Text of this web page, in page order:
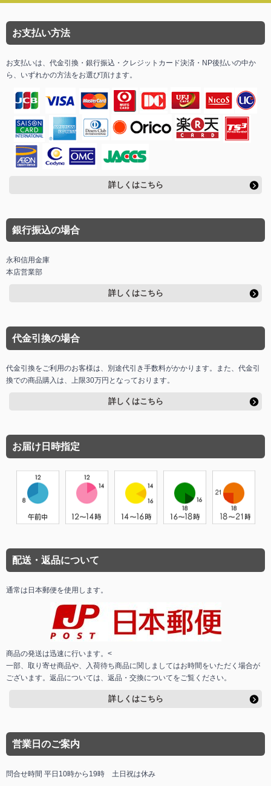
お支払い方法
お支払いは、代金引換・銀行振込・クレジットカード決済・NP後払いの中か
ら、いずれかの方法をお選び頂けます。
詳しくはこちら
銀行振込の場合
永和信用金庫
本店営業部
詳しくはこちら
代金引換の場合
代金引換をご利用のお客様は、別途代引き手数料がかかります。また、代金引
換での商品購入は、上限30万円となっております。
詳しくはこちら
お届け日時指定
配送・返品について
通常は日本郵便を使用します。
商品の発送は迅速に行います。<
一部、取り寄せ商品や、入荷待ち商品に関しましてはお時間をいただく場合が
ございます。返品については、返品・交換についてをご覧ください。
詳しくはこちら
営業日のご案内
問合せ時間 平日10時から19時 土日祝は休み